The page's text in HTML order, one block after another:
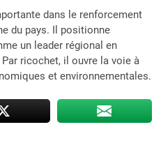
dans le renforcement
du pays. Il positionne
un leader régional en
ricochet, il ouvre la voie à
et environnementales.